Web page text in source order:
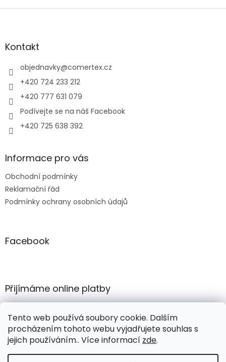
Tento web používá soubory cookie. Dalším
procházením tohoto webu vyjadřujete souhlas s
jejich používáním.. Více informací zde.
i
Z
aKontakt
objednavky@comertex.cz
+420 724 233 212
+420 777 631 079
Podívejte se na náš Facebook
+420 725 638 392
Informace pro vás
Obchodní podmínky
Reklamační řád
Podmínky ochrany osobních údajů
Facebook
Přijímáme online platby